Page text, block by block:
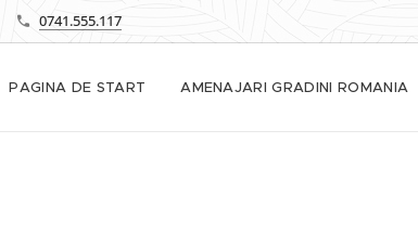
0741.555.117
PAGINA DE START AMENAJARI GRADINI ROMANIA